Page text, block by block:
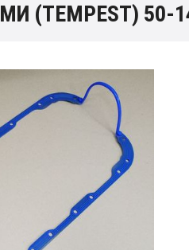
(TEMPEST) 50-